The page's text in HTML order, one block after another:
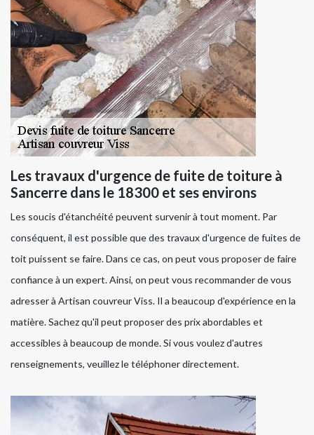
Les travaux d'urgence de fuite de toiture à
Sancerre dans le 18300 et ses environs
Les soucis d'étanchéité peuvent survenir à tout moment. Par
conséquent, il est possible que des travaux d'urgence de fuites de
toit puissent se faire. Dans ce cas, on peut vous proposer de faire
confiance à un expert. Ainsi, on peut vous recommander de vous
adresser à Artisan couvreur Viss. Il a beaucoup d'expérience en la
matière. Sachez qu'il peut proposer des prix abordables et
accessibles à beaucoup de monde. Si vous voulez d'autres
renseignements, veuillez le téléphoner directement.